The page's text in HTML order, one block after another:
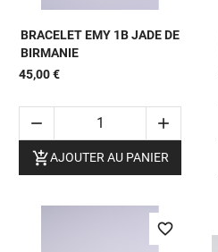
BRACELET EMY 1B JADE DE
BIRMANIE
45,00 €


AJOUTER AU PANIER
favorite_border